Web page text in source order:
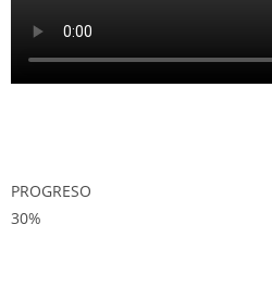
PROGRESO
30%